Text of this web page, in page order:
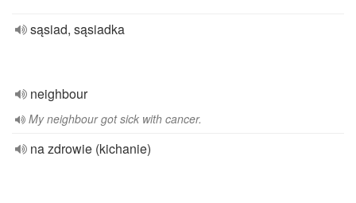
sąsiad, sąsiadka
neighbour
My neighbour got sick with cancer.
na zdrowie (kichanie)